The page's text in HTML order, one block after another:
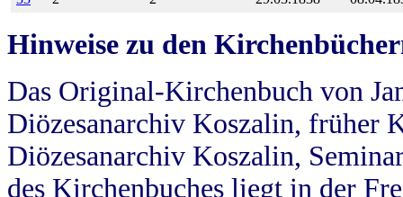
Hinweise zu den
Das Original-Kirchenbuch von
Diözesanarchiv Koszalin, früher
Diözesanarchiv Koszalin,
des Kirchenbuches liegt in der